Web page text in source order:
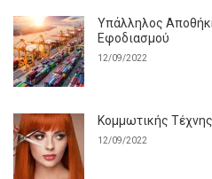
Υπάλληλος
Εφοδιασμού
12/09/2022
Κομμωτικής Τέχνης
12/09/2022